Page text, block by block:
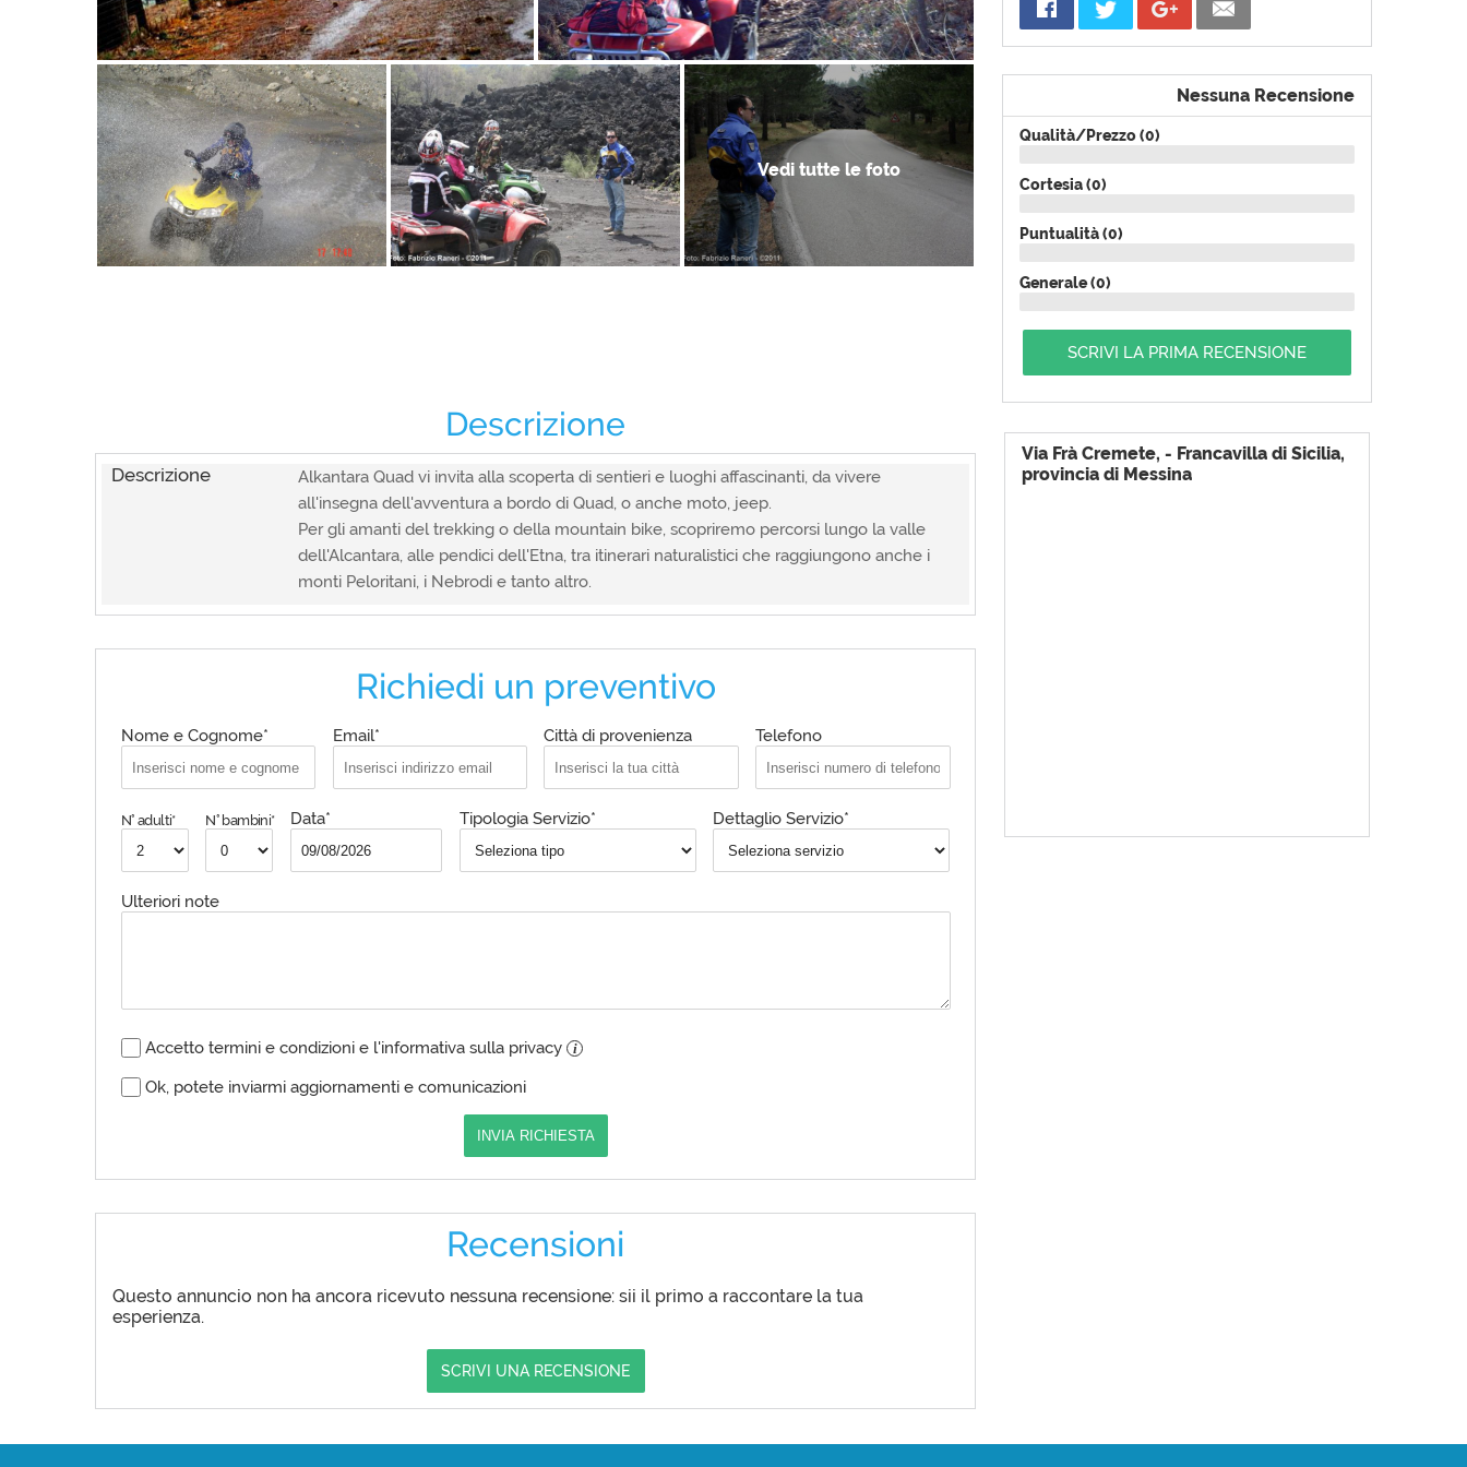
Vedi tutte le foto
Nessuna Recensione
Qualità/Prezzo (0)
Cortesia (0)
Puntualità (0)
Generale (0)
SCRIVI LA PRIMA RECENSIONE
Via Frà Cremete, - Francavilla di Sicilia,
provincia di Messina
Descrizione
Descrizione
Alkantara Quad vi invita alla scoperta di sentieri e luoghi affascinanti, da vivere
all'insegna dell'avventura a bordo di Quad, o anche moto, jeep.
Per gli amanti del trekking o della mountain bike, scopriremo percorsi lungo la valle
dell'Alcantara, alle pendici dell'Etna, tra itinerari naturalistici che raggiungono anche i
monti Peloritani, i Nebrodi e tanto altro.
Richiedi un preventivo
Nome e Cognome* Email* Città di provenienza Telefono
N° adulti* N° bambini* Data* Tipologia Servizio* Dettaglio Servizio*
Ulteriori note
Accetto termini e condizioni e l'informativa sulla privacy i
Ok, potete inviarmi aggiornamenti e comunicazioni
INVIA RICHIESTA
Recensioni
Questo annuncio non ha ancora ricevuto nessuna recensione: sii il primo a raccontare la tua
esperienza.
SCRIVI UNA RECENSIONE